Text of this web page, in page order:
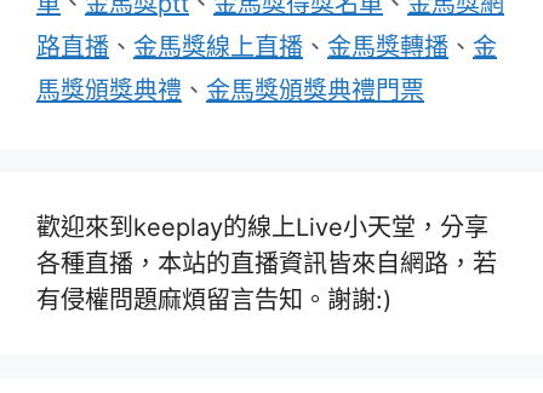
路直播 、 金馬獎線上直播 、 金馬獎轉播 、 金
馬獎頒獎典禮 、 金馬獎頒獎典禮門票
歡迎來到keeplay的線上Live小天堂，分享
各種直播，本站的直播資訊皆來自網路，若
有侵權問題麻煩留言告知。謝謝:)